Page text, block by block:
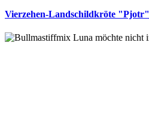
Vierzehen-Landschildkröte "Pjotr"